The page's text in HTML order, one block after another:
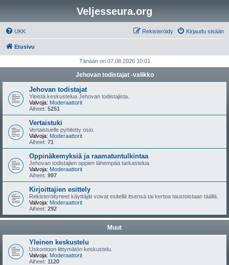
Veljesseura.org
UKK Kirjaudu sisään
Rekisteröidy
Etusivu
Tänään on 07.08.2026 10:01
Jehovan todistajat -valikko
Jehovan todistajat
Yleistä keskustelua Jehovan todistajista.
Valvoja: Moderaattorit
Aiheet: 5251
Vertaistuki
Vertaistuelle pyhitetty osio.
Valvoja: Moderaattorit
Aiheet: 71
Oppinäkemyksiä ja raamatuntulkintaa
Jehovan todistajien oppien lähempää tarkastelua
Valvoja: Moderaattorit
Aiheet: 997
Kirjoittajien esittely
Rekisteröityneet käyttäjät voivat esitellä itsensä tai kertoa taustoistaan täällä.
Valvoja: Moderaattorit
Aiheet: 292
Muut
Yleinen keskustelu
Uskontoon liittymätön keskustelu.
Valvoja: Moderaattorit
Aiheet: 1120